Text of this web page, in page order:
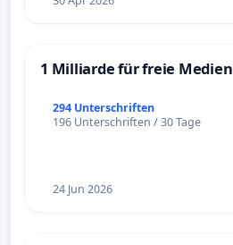
1 Milliarde für freie Medien
294 Unterschriften
196 Unterschriften / 30 Tage
24 Jun 2026